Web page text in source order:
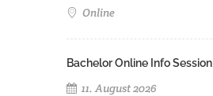
Online
Bachelor Online Info Session
11. August 2026